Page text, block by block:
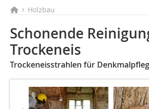
Holzbau
Schonende
Trockeneis
Trockeneisstrahlen für